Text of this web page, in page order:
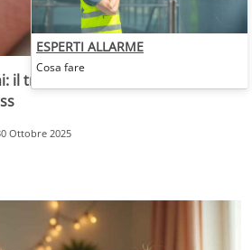
il trattamento più adatto per
Ottobre 2025
ESPERTI ALLARME
Cosa fare